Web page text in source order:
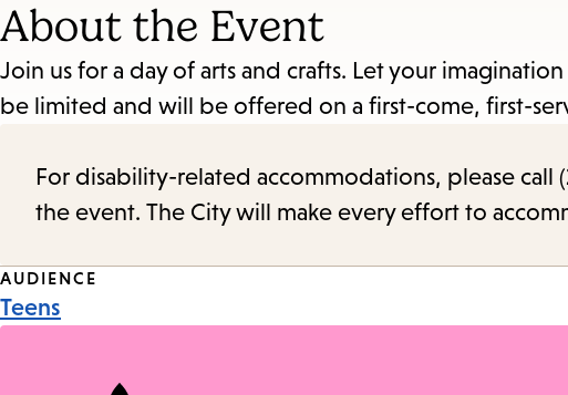
close
the
submenu.
About the Event
Join us for a day of arts and crafts. Let your
be limited and will be offered on a first-come, first-
For disability-related accommodations, please call
the event. The City will make every effort to
Event
Tags
AUDIENCE
Teens